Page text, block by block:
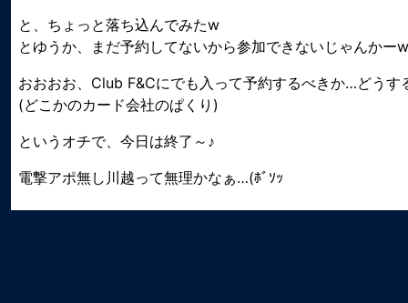
と、ちょっと落ち込んでみたw
とゆうか、まだ予約してないから参加できないじゃんかーw
おおおお、Club F&Cにでも入って予約するべきか…どうす
(どこかのカード会社のぱくり)
というオチで、今日は終了～♪
電撃アポ無し川越って無理かなぁ…(ﾎﾞｿｯ